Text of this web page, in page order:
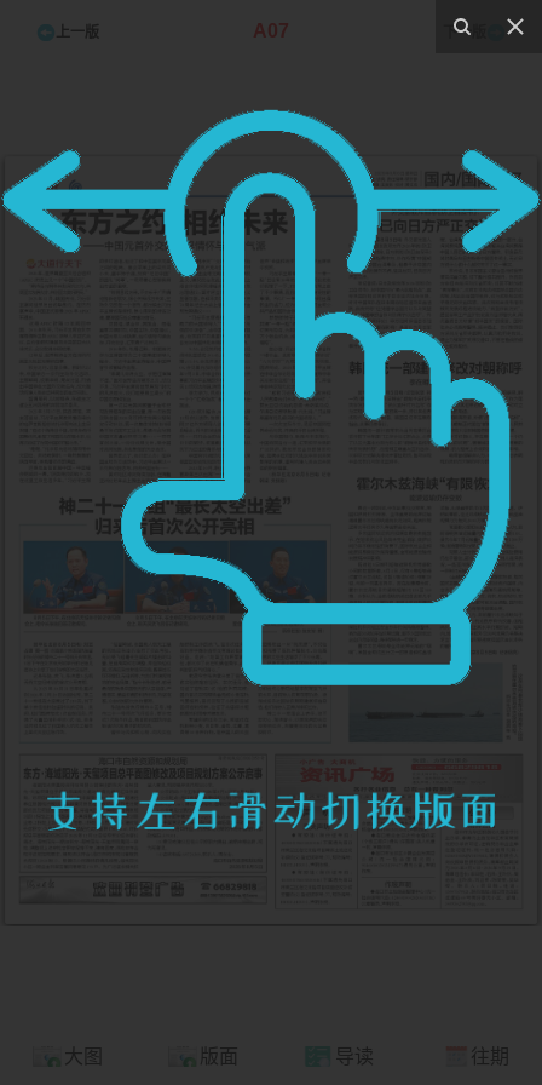
上一版 A07 下一版
大图 版面 导读 往期